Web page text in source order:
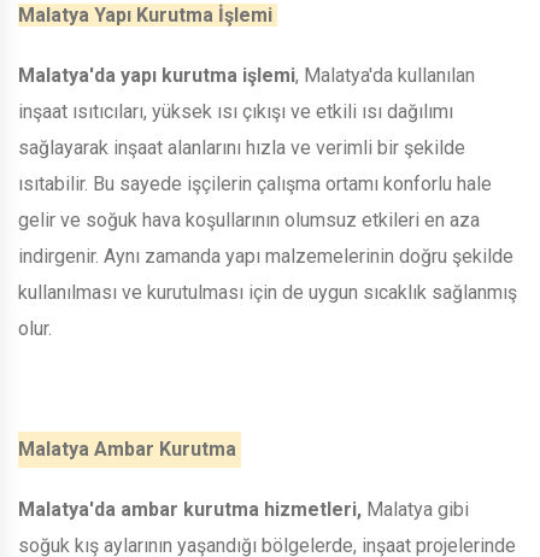
Malatya Yapı Kurutma İşlemi
Malatya'da yapı kurutma işlemi, Malatya'da kullanılan
inşaat ısıtıcıları, yüksek ısı çıkışı ve etkili ısı dağılımı
sağlayarak inşaat alanlarını hızla ve verimli bir şekilde
ısıtabilir. Bu sayede işçilerin çalışma ortamı konforlu hale
gelir ve soğuk hava koşullarının olumsuz etkileri en aza
indirgenir. Aynı zamanda yapı malzemelerinin doğru şekilde
kullanılması ve kurutulması için de uygun sıcaklık sağlanmış
olur.
Malatya Ambar Kurutma
Malatya'da ambar kurutma hizmetleri, Malatya gibi
soğuk kış aylarının yaşandığı bölgelerde, inşaat projelerinde